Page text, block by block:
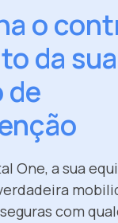
o
da sua
de
One, a sua
com